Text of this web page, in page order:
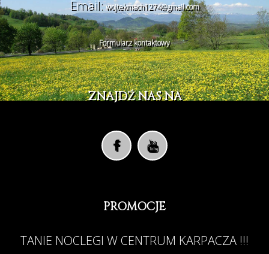
Email:wojtekmach1274@gmail.com
Formularz kontaktowy
ZNAJDŹ NAS NA
PROMOCJE
TANIE NOCLEGI W CENTRUM KARPACZA !!!